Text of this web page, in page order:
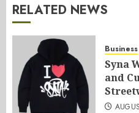
RELATED NEWS
Business
Syna
and